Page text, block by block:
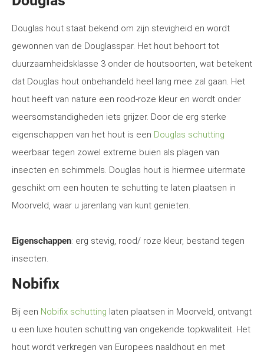
Douglas hout staat bekend om zijn stevigheid en wordt
gewonnen van de Douglasspar. Het hout behoort tot
duurzaamheidsklasse 3 onder de houtsoorten, wat betekent
dat Douglas hout onbehandeld heel lang mee zal gaan. Het
hout heeft van nature een rood-roze kleur en wordt onder
weersomstandigheden iets grijzer. Door de erg sterke
eigenschappen van het hout is een Douglas schutting
weerbaar tegen zowel extreme buien als plagen van
insecten en schimmels. Douglas hout is hiermee uitermate
geschikt om een houten te schutting te laten plaatsen in
Moorveld, waar u jarenlang van kunt genieten.
Eigenschappen: erg stevig, rood/ roze kleur, bestand tegen
insecten.
Nobifix
Bij een Nobifix schutting laten plaatsen in Moorveld, ontvangt
u een luxe houten schutting van ongekende topkwaliteit. Het
hout wordt verkregen van Europees naaldhout en met